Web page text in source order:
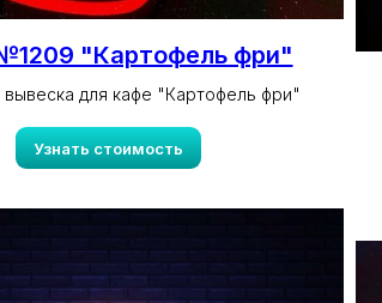
"Картофель фри"
для кафе "Картофель фри"
Узнать стоимость